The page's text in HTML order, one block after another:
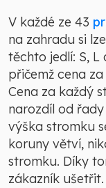
V každé ze 43
na zahradu si
těchto jedlí: S, L
přičemž cena
Cena za každý
narozdíl od
výška stromku
koruny větví,
stromku. Díky
zákazník ušetřit.